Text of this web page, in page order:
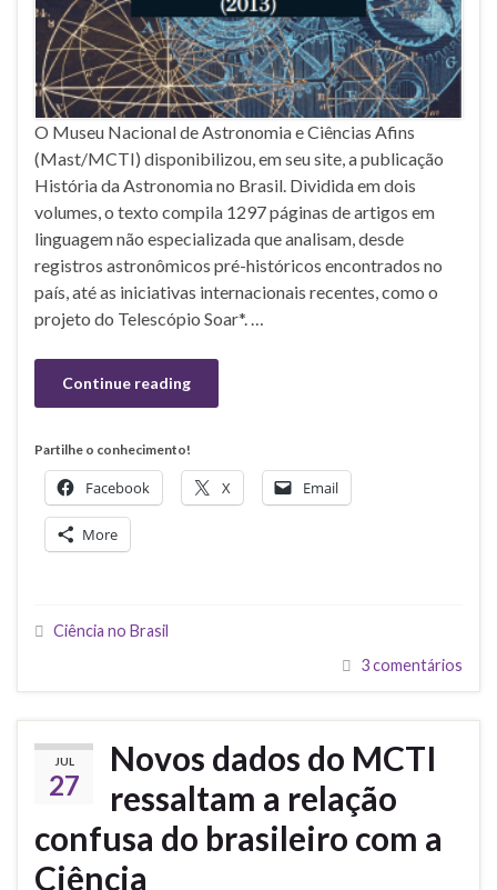
O Museu Nacional de Astronomia e Ciências Afins
(Mast/MCTI) disponibilizou, em seu site, a publicação
História da Astronomia no Brasil. Dividida em dois
volumes, o texto compila 1297 páginas de artigos em
linguagem não especializada que analisam, desde
registros astronômicos pré-históricos encontrados no
país, até as iniciativas internacionais recentes, como o
projeto do Telescópio Soar*. …
Continue reading
Partilhe o conhecimento!
Facebook X Email
More
Ciência no Brasil
3 comentários
JUL
27
Novos dados do MCTI
ressaltam a relação
confusa do brasileiro com a
Ciência